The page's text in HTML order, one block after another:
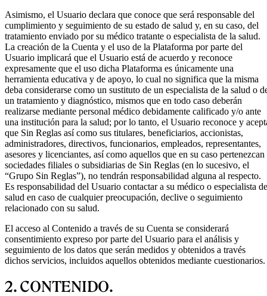
Asimismo, el Usuario declara que conoce que será responsable del
cumplimiento y seguimiento de su estado de salud y, en su caso, del
tratamiento enviado por su médico tratante o especialista de la salud.
La creación de la Cuenta y el uso de la Plataforma por parte del
Usuario implicará que el Usuario está de acuerdo y reconoce
expresamente que el uso dicha Plataforma es únicamente una
herramienta educativa y de apoyo, lo cual no significa que la misma
deba considerarse como un sustituto de un especialista de la salud o
un tratamiento y diagnóstico, mismos que en todo caso deberán
realizarse mediante personal médico debidamente calificado y/o ante
una institución para la salud; por lo tanto, el Usuario reconoce y
que Sin Reglas así como sus titulares, beneficiarios, accionistas,
administradores, directivos, funcionarios, empleados, representantes,
asesores y licenciantes, así como aquellos que en su caso pertenezcan
sociedades filiales o subsidiarias de Sin Reglas (en lo sucesivo, el
“Grupo Sin Reglas”), no tendrán responsabilidad alguna al respecto.
Es responsabilidad del Usuario contactar a su médico o especialista de
salud en caso de cualquier preocupación, declive o seguimiento
relacionado con su salud.
El acceso al Contenido a través de su Cuenta se considerará
consentimiento expreso por parte del Usuario para el análisis y
seguimiento de los datos que serán medidos y obtenidos a través
dichos servicios, incluidos aquellos obtenidos mediante cuestionarios.
2. CONTENIDO.